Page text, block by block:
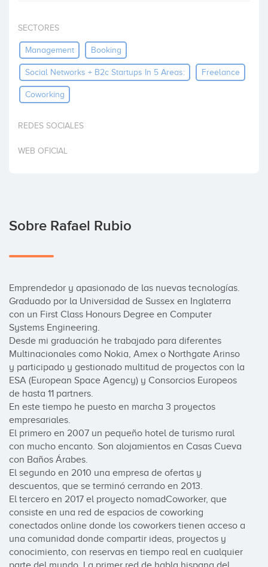
SECTORES
Management Booking
Social Networks + B2c Startups In 5 Areas: Freelance
Coworking
REDES SOCIALES
WEB OFICIAL
Sobre Rafael Rubio
Emprendedor y apasionado de las nuevas tecnologías.
Graduado por la Universidad de Sussex en Inglaterra
con un First Class Honours Degree en Computer
Systems Engineering.
Desde mi graduación he trabajado para diferentes
Multinacionales como Nokia, Amex o Northgate Arinso
y participado y gestionado multitud de proyectos con la
ESA (European Space Agency) y Consorcios Europeos
de hasta 11 partners.
En este tiempo he puesto en marcha 3 proyectos
empresariales.
El primero en 2007 un pequeño hotel de turismo rural
con mucho encanto. Son alojamientos en Casas Cueva
con Baños Árabes.
El segundo en 2010 una empresa de ofertas y
descuentos, que se terminó cerrando en 2013.
El tercero en 2017 el proyecto nomadCoworker, que
consiste en una red de espacios de coworking
conectados online donde los coworkers tienen acceso a
una comunidad donde compartir ideas, proyectos y
conocimiento, con reservas en tiempo real en cualquier